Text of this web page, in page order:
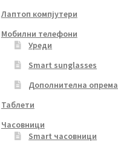
Лаптоп компјутери
Мобилни телефони
Уреди
Smart sunglasses
Дополнителна опрема
Таблети
Часовници
Smart часовници